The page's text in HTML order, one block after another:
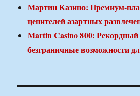
Мартин Казино: Премиум-
ценителей азартных
Martin Casino 800: Рекордный
безграничные возможности